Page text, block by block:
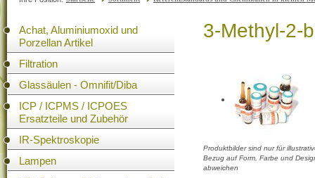
Achat, Aluminiumoxid und
Porzellan Artikel
Filtration
Glassäulen - Omnifit/Diba
ICP / ICPMS / ICPOES
Ersatzteile und Zubehör
IR-Spektroskopie
Lampen
3-Methyl-2-
Produktbilder sind nur für
Bezug auf Form, Farbe und
abweichen